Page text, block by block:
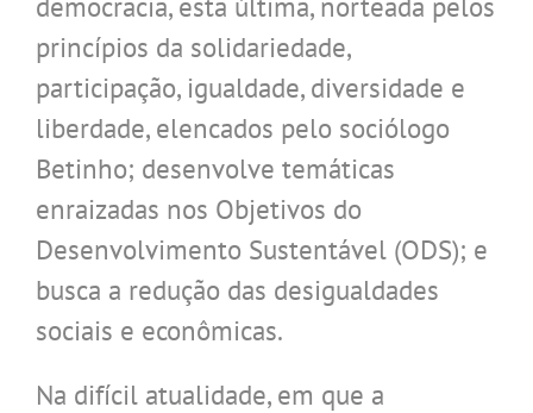
princípios da solidariedade,
participação, igualdade, diversidade e
liberdade, elencados pelo sociólogo
Betinho; desenvolve temáticas
enraizadas nos Objetivos do
Desenvolvimento Sustentável (ODS); e
busca a redução das desigualdades
sociais e econômicas.
Na difícil atualidade, em que a